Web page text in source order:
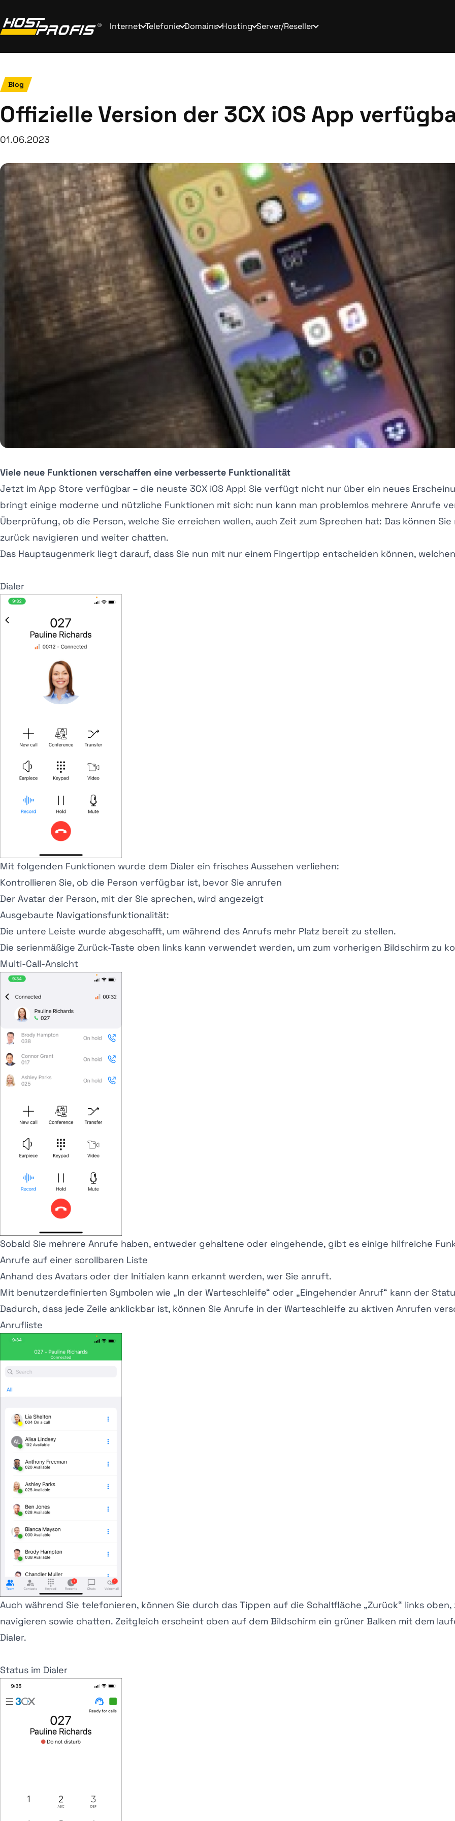
Internet Telefonie Domains Hosting Server/Reseller
Blog
Offizielle Version der 3CX iOS App
01.06.2023
Viele neue Funktionen verschaffen eine verbesserte Funktionalität
Jetzt im App Store verfügbar – die neuste 3CX iOS App! Sie verfügt nicht nur über ein neues
bringt einige moderne und nützliche Funktionen mit sich: nun kann man problemlos mehrere Anrufe
Überprüfung, ob die Person, welche Sie erreichen wollen, auch Zeit zum Sprechen hat: Das können
zurück navigieren und weiter chatten.
Das Hauptaugenmerk liegt darauf, dass Sie nun mit nur einem Fingertipp entscheiden können,
Dialer
Mit folgenden Funktionen wurde dem Dialer ein frisches Aussehen verliehen:
Kontrollieren Sie, ob die Person verfügbar ist, bevor Sie anrufen
Der Avatar der Person, mit der Sie sprechen, wird angezeigt
Ausgebaute Navigationsfunktionalität:
Die untere Leiste wurde abgeschafft, um während des Anrufs mehr Platz bereit zu stellen.
Die serienmäßige Zurück-Taste oben links kann verwendet werden, um zum vorherigen Bildschirm zu
Multi-Call-Ansicht
Sobald Sie mehrere Anrufe haben, entweder gehaltene oder eingehende, gibt es einige hilfreiche
Anrufe auf einer scrollbaren Liste
Anhand des Avatars oder der Initialen kann erkannt werden, wer Sie anruft.
Mit benutzerdefinierten Symbolen wie „In der Warteschleife“ oder „Eingehender Anruf“ kann der
Dadurch, dass jede Zeile anklickbar ist, können Sie Anrufe in der Warteschleife zu aktiven Anrufen
Anrufliste
Auch während Sie telefonieren, können Sie durch das Tippen auf die Schaltfläche „Zurück“ links
navigieren sowie chatten. Zeitgleich erscheint oben auf dem Bildschirm ein grüner Balken mit dem
Dialer.
Status im Dialer